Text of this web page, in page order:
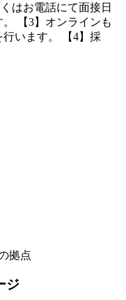
はお電話にて面接日
【3】オンラインも
います。 【4】採
拠点
ジ